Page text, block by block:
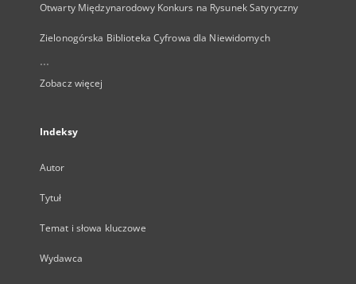
Otwarty Międzynarodowy Konkurs na Rysunek Satyryczny
Zielonogórska Biblioteka Cyfrowa dla Niewidomych
...
Zobacz więcej
Indeksy
Autor
Tytuł
Temat i słowa kluczowe
Wydawca